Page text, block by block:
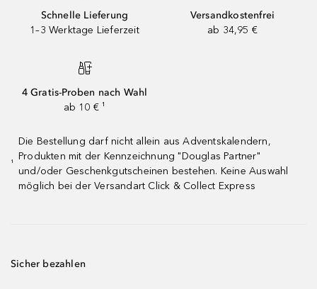
Schnelle Lieferung
1–3 Werktage Lieferzeit
Versandkostenfrei
ab 34,95 €
4 Gratis-Proben nach Wahl
ab 10 € ¹
¹
Die Bestellung darf nicht allein aus Adventskalendern,
Produkten mit der Kennzeichnung "Douglas Partner"
und/oder Geschenkgutscheinen bestehen. Keine Auswahl
möglich bei der Versandart Click & Collect Express
Sicher bezahlen